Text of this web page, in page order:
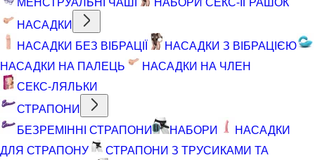
НАСАДКИ
НАСАДКИ БЕЗ ВІБРАЦІЇ
НАСАДКИ З ВІБРАЦІЄЮ
НАСАДКИ НА ПАЛЕЦЬ
НАСАДКИ НА ЧЛЕН
СЕКС-ЛЯЛЬКИ
СТРАПОНИ
БЕЗРЕМІННІ СТРАПОНИ
НАБОРИ
НАСАДКИ
ДЛЯ СТРАПОНУ
СТРАПОНИ З ТРУСИКАМИ ТА